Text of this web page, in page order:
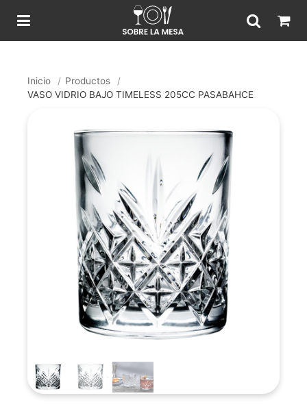
Inicio / Productos
/
VASO VIDRIO BAJO TIMELESS 205CC PASABAHCE